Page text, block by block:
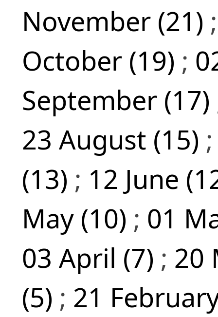
November (21)
October (19) ;
September (17)
23 August (15)
(13) ; 12 June
May (10) ; 01
03 April (7) ; 20
(5) ; 21